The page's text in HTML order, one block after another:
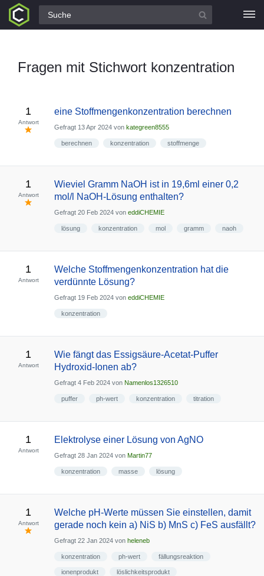
Alle Fragen
Fragen mit Stichwort konzentration
1
Antwort
eine Stoffmengenkonzentration berechnen
Gefragt 13 Apr 2024 von kategreen8555
berechnen konzentration stoffmenge
1
Antwort
Wieviel Gramm NaOH ist in 19,6ml einer 0,2
mol/l NaOH-Lösung enthalten?
Gefragt 20 Feb 2024 von eddiCHEMIE
lösung konzentration mol gramm naoh
1
Antwort
Welche Stoffmengenkonzentration hat die
verdünnte Lösung?
Gefragt 19 Feb 2024 von eddiCHEMIE
konzentration
1
Antwort
Wie fängt das Essigsäure-Acetat-Puffer
Hydroxid-Ionen ab?
Gefragt 4 Feb 2024 von Namenlos1326510
puffer ph-wert konzentration titration
1
Antwort
Elektrolyse einer Lösung von AgNO
Gefragt 28 Jan 2024 von Martin77
konzentration masse lösung
1
Antwort
Welche pH-Werte müssen Sie einstellen, damit
gerade noch kein a) NiS b) MnS c) FeS ausfällt?
Gefragt 22 Jan 2024 von heleneb
konzentration ph-wert fällungsreaktion
ionenprodukt löslichkeitsprodukt